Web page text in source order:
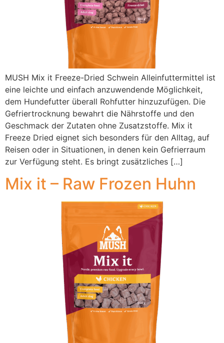
MUSH Mix it Freeze-Dried Schwein Alleinfuttermittel ist
eine leichte und einfach anzuwendende Möglichkeit,
dem Hundefutter überall Rohfutter hinzuzufügen. Die
Gefriertrocknung bewahrt die Nährstoffe und den
Geschmack der Zutaten ohne Zusatzstoffe. Mix it
Freeze Dried eignet sich besonders für den Alltag, auf
Reisen oder in Situationen, in denen kein Gefrierraum
zur Verfügung steht. Es bringt zusätzliches […]
Mix it – Raw Frozen Huhn